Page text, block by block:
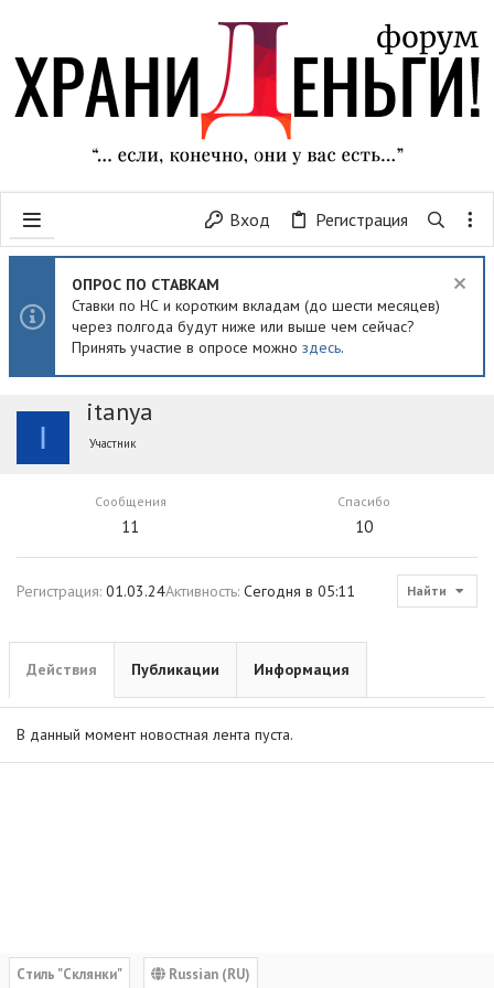
Вход Регистрация
ОПРОС ПО СТАВКАМ
Ставки по НС и коротким вкладам (до шести месяцев)
через полгода будут ниже или выше чем сейчас?
Принять участие в опросе можно здесь.
I
itanya
Участник
Сообщения
11
Спасибо
10
Регистрация 01.03.24Активность Сегодня в 05:11 Найти
Действия Публикации Информация
В данный момент новостная лента пуста.
Cтиль "Склянки" Russian (RU)